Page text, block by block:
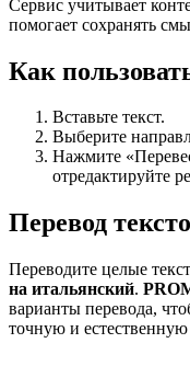
Сервис учитывает
помогает сохранять
Как
Вставьте текст.
Выберите
Нажмите
отредактируйте
Перевод
Переводите целые
на итальянский.
варианты перевода,
точную и